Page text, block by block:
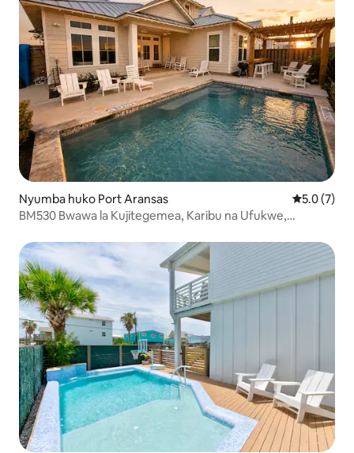
Nyumba huko Port Aransas Ukadiriaji
5.0 (7)
BM530 Bwawa la Kujitegemea, Karibu na Ufukwe,